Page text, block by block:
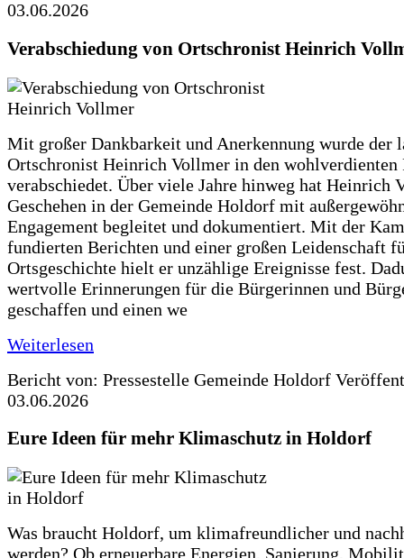
03.06.2026
Verabschiedung von Ortschronist Heinrich
Mit großer Dankbarkeit und Anerkennung wurde der
Ortschronist Heinrich Vollmer in den wohlverdienten
verabschiedet. Über viele Jahre hinweg hat Heinrich
Geschehen in der Gemeinde Holdorf mit
Engagement begleitet und dokumentiert. Mit der
fundierten Berichten und einer großen Leidenschaft
Ortsgeschichte hielt er unzählige Ereignisse fest.
wertvolle Erinnerungen für die Bürgerinnen und
geschaffen und einen we
Weiterlesen
Bericht von: Pressestelle Gemeinde Holdorf
03.06.2026
Eure Ideen für mehr Klimaschutz in Holdorf
Was braucht Holdorf, um klimafreundlicher und
werden? Ob erneuerbare Energien, Sanierung,